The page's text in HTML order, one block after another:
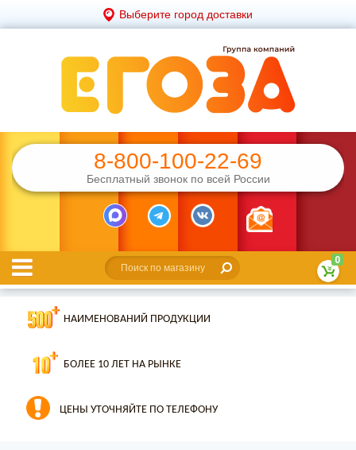
Выберите город доставки
8-800-100-22-69
Бесплатный звонок по всей России
0
НАИМЕНОВАНИЙ ПРОДУКЦИИ
БОЛЕЕ 10 ЛЕТ НА РЫНКЕ
ЦЕНЫ УТОЧНЯЙТЕ ПО ТЕЛЕФОНУ